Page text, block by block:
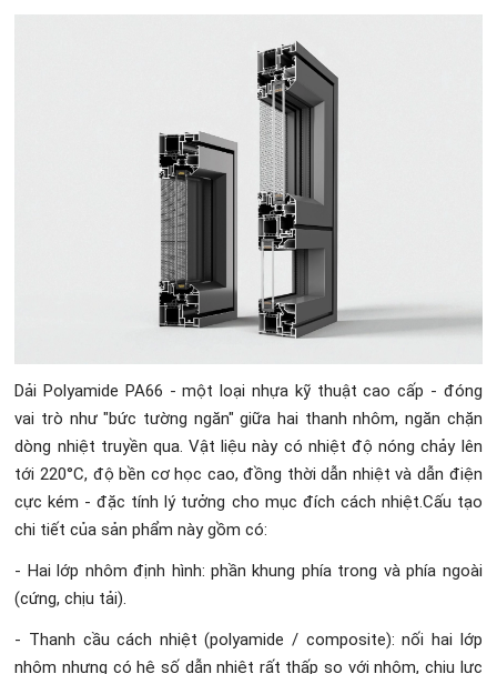
Dải Polyamide PA66 - một loại nhựa kỹ thuật cao cấp - đóng
vai trò như "bức tường ngăn" giữa hai thanh nhôm, ngăn chặn
dòng nhiệt truyền qua. Vật liệu này có nhiệt độ nóng chảy lên
tới 220°C, độ bền cơ học cao, đồng thời dẫn nhiệt và dẫn điện
cực kém - đặc tính lý tưởng cho mục đích cách nhiệt.Cấu tạo
chi tiết của sản phẩm này gồm có:
- Hai lớp nhôm định hình: phần khung phía trong và phía ngoài
(cứng, chịu tải).
- Thanh cầu cách nhiệt (polyamide / composite): nối hai lớp
nhôm nhưng có hệ số dẫn nhiệt rất thấp so với nhôm, chịu lực